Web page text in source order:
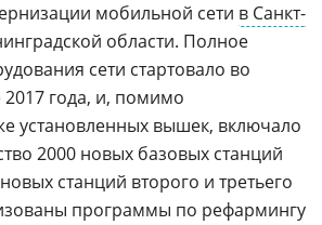
мобильной сети в Санкт-
области. Полное
сети стартовало во
года, и, помимо
установленных вышек, включало
2000 новых базовых станций
станций второго и третьего
программы по рефармингу